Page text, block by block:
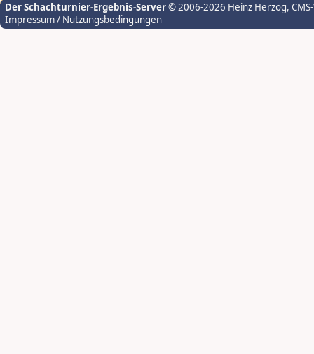
Der Schachturnier-Ergebnis-Server© 2006-2026 Heinz Herzog,
Impressum / Nutzungsbedingungen